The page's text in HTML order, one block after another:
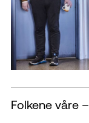
Folkene våre